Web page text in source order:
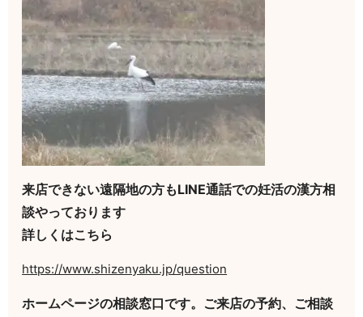
来店できない遠隔地の方もLINE通話での妊活の漢方相
談やっております
詳しくはこちら
https://www.shizenyaku.jp/question
ホームページの相談窓口です。ご来店の予約、ご相談